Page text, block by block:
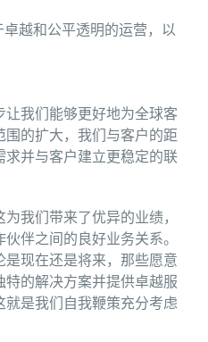
越和公平透明的运营，以
我们能够更好地为全球客
围的扩大，我们与客户的距
求并与客户建立更稳定的联
我们带来了优异的业绩，
伴之间的良好业务关系。
现在还是将来，那些愿意
的解决方案并提供卓越服
是我们自我鞭策充分考虑